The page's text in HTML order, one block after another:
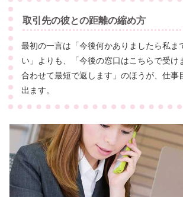
取引先の彼との距離の縮め方
最初の一言は「今後何かありましたら私ま
い」よりも、「今後の窓口はこちらで受け
合わせて最短で返します」のほうが、仕事
出ます。